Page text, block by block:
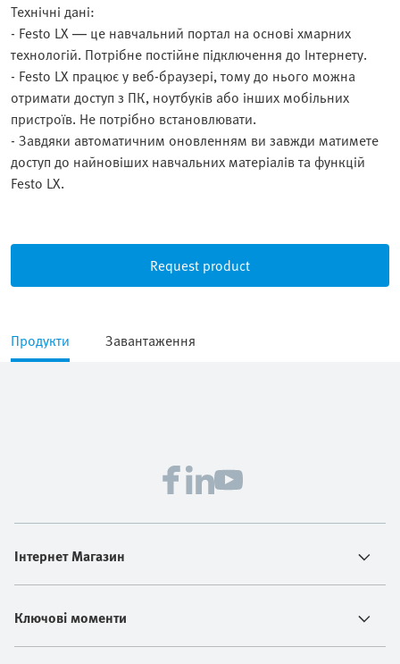
Технічні дані:
- Festo LX — це навчальний портал на основі хмарних
технологій. Потрібне постійне підключення до Інтернету.
- Festo LX працює у веб-браузері, тому до нього можна
отримати доступ з ПК, ноутбуків або інших мобільних
пристроїв. Не потрібно встановлювати.
- Завдяки автоматичним оновленням ви завжди матимете
доступ до найновіших навчальних матеріалів та функцій
Festo LX.
Request product
Продукти Завантаження
Інтернет Магазин
Ключові моменти